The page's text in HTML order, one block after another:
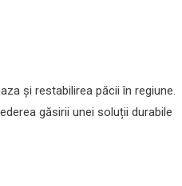
și restabilirea păcii în regiune.
găsirii unei soluții durabile